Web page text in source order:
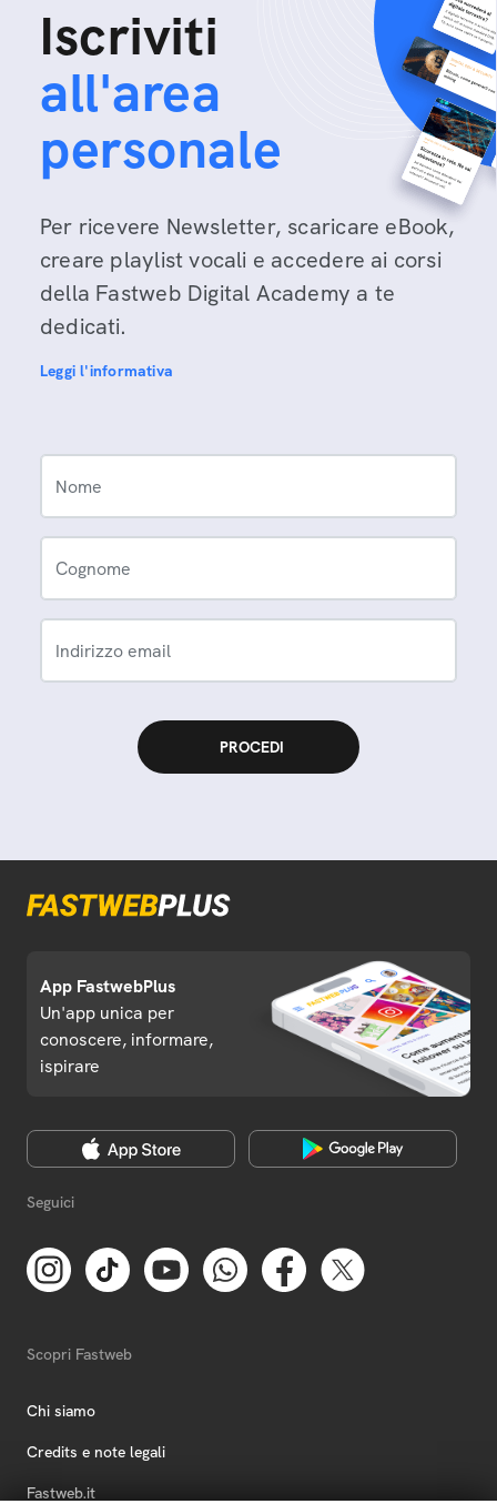
Iscriviti
all'area
personale
Per ricevere Newsletter, scaricare eBook,
creare playlist vocali e accedere ai corsi
della Fastweb Digital Academy a te
dedicati.
Leggi l'informativa
Nome
Cognome
Indirizzo email
App FastwebPlus
Un'app unica per
conoscere, informare,
ispirare
Seguici
Scopri Fastweb
Chi siamo
Credits e note legali
Fastweb.it